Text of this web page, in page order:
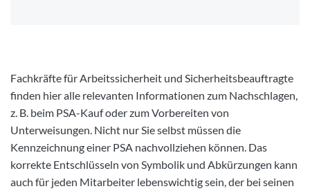
Fachkräfte für Arbeitssicherheit und Sicherheitsbeauftragte
finden hier alle relevanten Informationen zum Nachschlagen,
z. B. beim PSA-Kauf oder zum Vorbereiten von
Unterweisungen. Nicht nur Sie selbst müssen die
Kennzeichnung einer PSA nachvollziehen können. Das
korrekte Entschlüsseln von Symbolik und Abkürzungen kann
auch für jeden Mitarbeiter lebenswichtig sein, der bei seinen